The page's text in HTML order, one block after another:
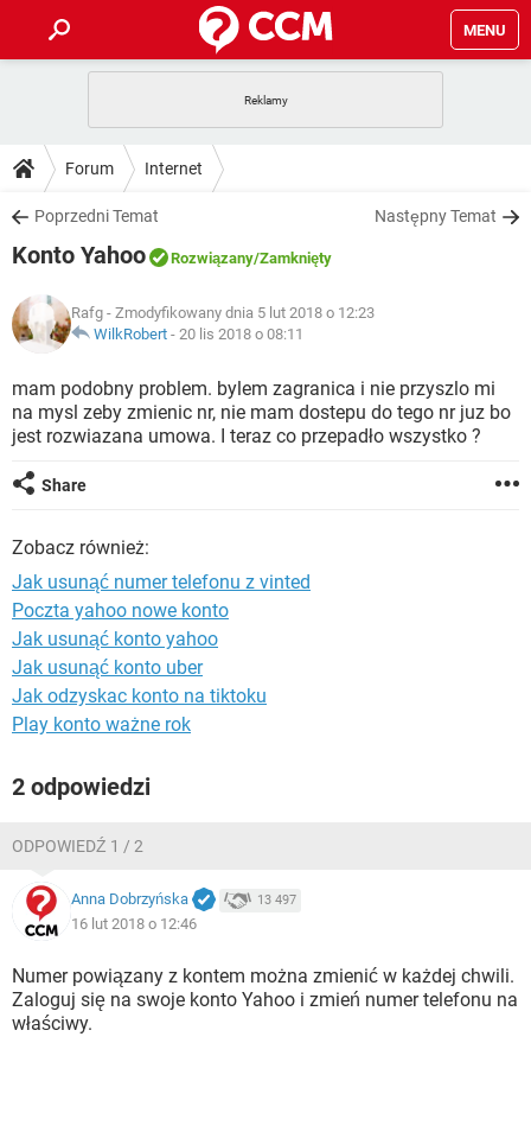
MENU
GRY
SPOTIFY
INSTAGRAM FACEBOOK
WINDOWS 10
PORADY
PlayStation
INSTAGRAM FACEBOOK
DO POBRANIA
ANDROID TIKTOK
GRY
IOS NETFLIX
INSTAGRAM FACEBOOK
WINDOWS 10
COVID-19 TIKTOK
SPOTIFY NETFLIX
INSTAGRAM FACEBOOK
WINDOWS 10
ARTYKUŁY
TIKTOK
GRY WHATSAPP
INSTAGRAM
WINDOWS 10
Forum Internet
Poprzedni Temat Następny Temat
Konto Yahoo Rozwiązany/Zamknięty
Rafg - Zmodyfikowany dnia 5 lut 2018 o 12:23
WilkRobert - 20 lis 2018 o 08:11
mam podobny problem. bylem zagranica i nie przyszlo mi
na mysl zeby zmienic nr, nie mam dostepu do tego nr juz bo
jest rozwiazana umowa. I teraz co przepadło wszystko ?
Share
Zobacz również:
Jak usunąć numer telefonu z vinted
Poczta yahoo nowe konto
Jak usunąć konto yahoo
Jak usunąć konto uber
Jak odzyskac konto na tiktoku
Play konto ważne rok
2 odpowiedzi
ODPOWIEDŹ 1 / 2
Anna Dobrzyńska 13 497
16 lut 2018 o 12:46
Numer powiązany z kontem można zmienić w każdej chwili.
Zaloguj się na swoje konto Yahoo i zmień numer telefonu na
właściwy.